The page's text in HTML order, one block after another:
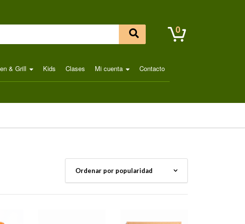
0
& Grill Kids Clases Mi cuenta Contacto